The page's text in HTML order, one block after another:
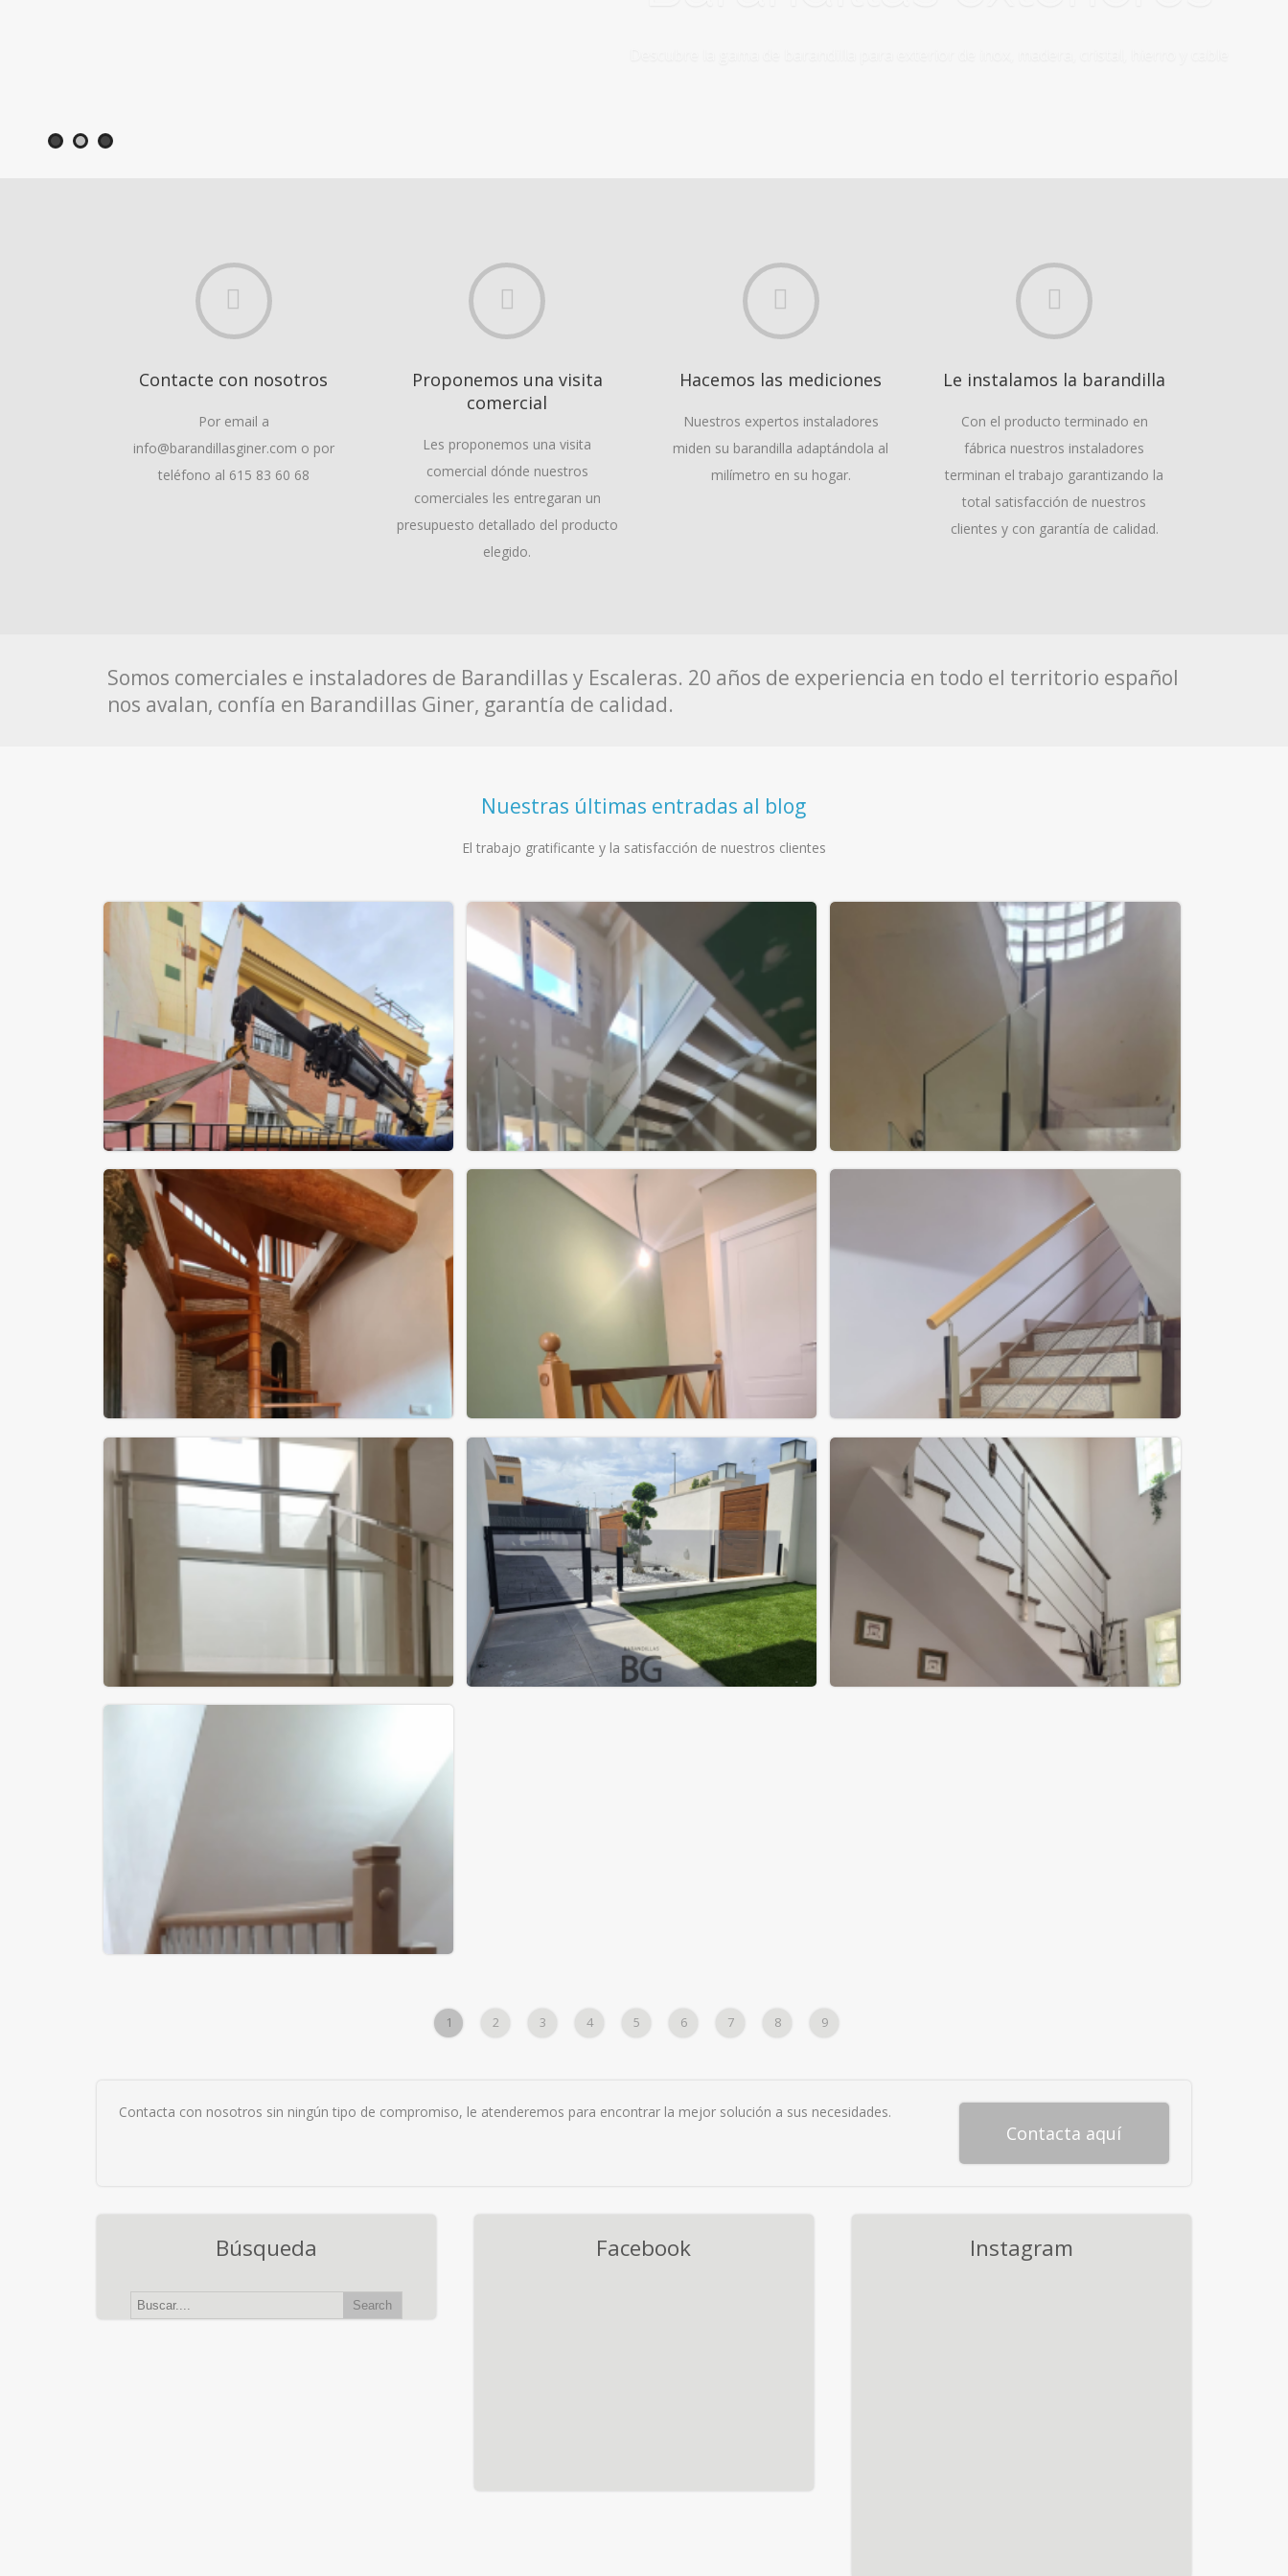
Contacte con nosotros
Por email a
info@barandillasginer.com o por
teléfono al 615 83 60 68
Proponemos una visita
comercial
Les proponemos una visita
comercial dónde nuestros
comerciales les entregaran un
presupuesto detallado del producto
elegido.
Hacemos las mediciones
Nuestros expertos instaladores
miden su barandilla adaptándola al
milímetro en su hogar.
Le instalamos la barandilla
Con el producto terminado en
fábrica nuestros instaladores
terminan el trabajo garantizando la
total satisfacción de nuestros
clientes y con garantía de calidad.
Somos comerciales e instaladores de Barandillas y Escaleras. 20 años de experiencia en todo el territorio español
nos avalan, confía en Barandillas Giner, garantía de calidad.
Nuestras últimas entradas al blog
El trabajo gratificante y la satisfacción de nuestros clientes
Barandilla de hierro macizo pintado al
horno
El proceso: Aire interior + exterior
Escalera de caracol cuadrada ¡Barandilla en X especial! Barandilla modelo Tubox
Pin 6 con acabado de cristal
Barandilla de madera con balustrada 1 2 3 4 5 6 7 8 9
Contacta con nosotros sin ningún tipo de compromiso, le atenderemos para encontrar la mejor solución a sus necesidades.
Contacta aquí
Búsqueda Facebook Instagram